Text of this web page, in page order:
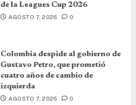
de la Leagues Cup 2026
AGOSTO 7, 2026 0
Colombia despide al gobierno de
Gustavo Petro, que prometió
cuatro años de cambio de
izquierda
AGOSTO 7, 2026 0